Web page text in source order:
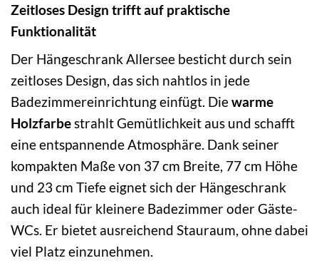
Zeitloses Design trifft auf praktische
Funktionalität
Der Hängeschrank Allersee besticht durch sein
zeitloses Design, das sich nahtlos in jede
Badezimmereinrichtung einfügt. Diewarme
Holzfarbestrahlt Gemütlichkeit aus und schafft
eine entspannende Atmosphäre. Dank seiner
kompakten Maße von 37 cm Breite, 77 cm Höhe
und 23 cm Tiefe eignet sich der Hängeschrank
auch ideal für kleinere Badezimmer oder Gäste-
WCs. Er bietet ausreichend Stauraum, ohne dabei
viel Platz einzunehmen.